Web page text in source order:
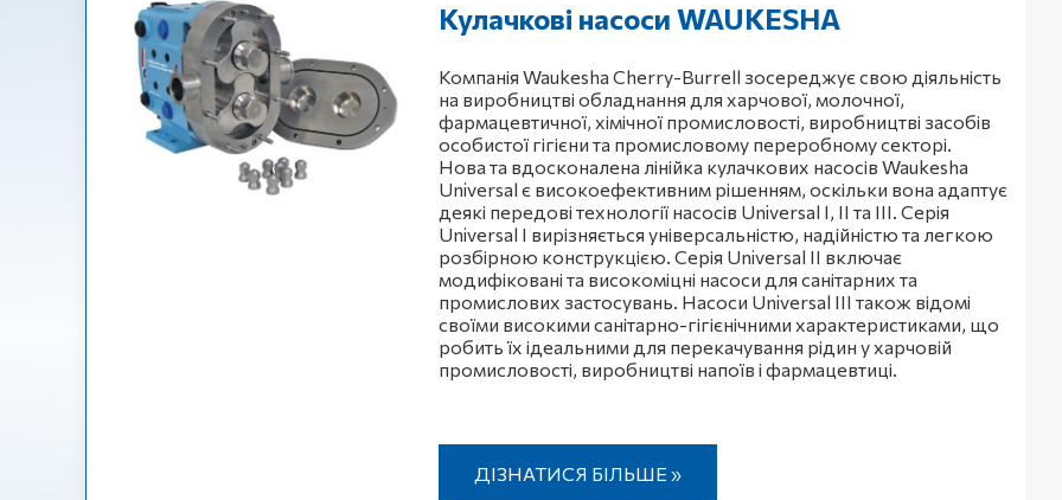
Кулачкові насоси WAUKESHA
Компанія Waukesha Cherry-Burrell зосереджує свою діяльність
на виробництві обладнання для харчової, молочної,
фармацевтичної, хімічної промисловості, виробництві засобів
особистої гігієни та промисловому переробному секторі.
Нова та вдосконалена лінійка кулачкових насосів Waukesha
Universal є високоефективним рішенням, оскільки вона адаптує
деякі передові технології насосів Universal I, II та III. Серія
Universal I вирізняється універсальністю, надійністю та легкою
розбірною конструкцією. Серія Universal II включає
модифіковані та високоміцні насоси для санітарних та
промислових застосувань. Насоси Universal III також відомі
своїми високими санітарно-гігієнічними характеристиками, що
робить їх ідеальними для перекачування рідин у харчовій
промисловості, виробництві напоїв і фармацевтиці.
ДІЗНАТИСЯ БІЛЬШЕ »